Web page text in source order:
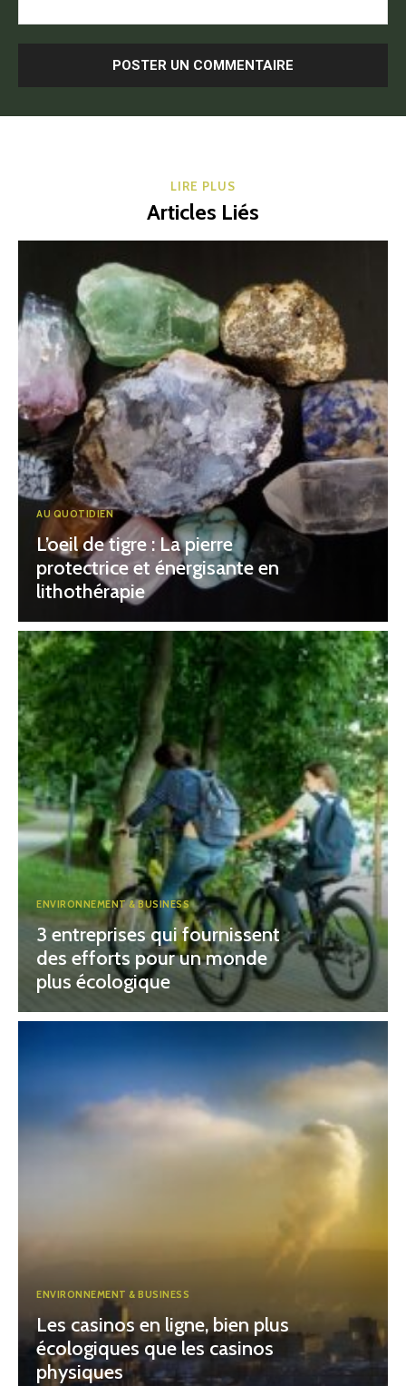
LIRE PLUS
Articles Liés
AU QUOTIDIEN
L’oeil de tigre : La pierre
protectrice et énergisante en
lithothérapie
ENVIRONNEMENT & BUSINESS
3 entreprises qui fournissent
des efforts pour un monde
plus écologique
ENVIRONNEMENT & BUSINESS
Les casinos en ligne, bien plus
écologiques que les casinos
physiques